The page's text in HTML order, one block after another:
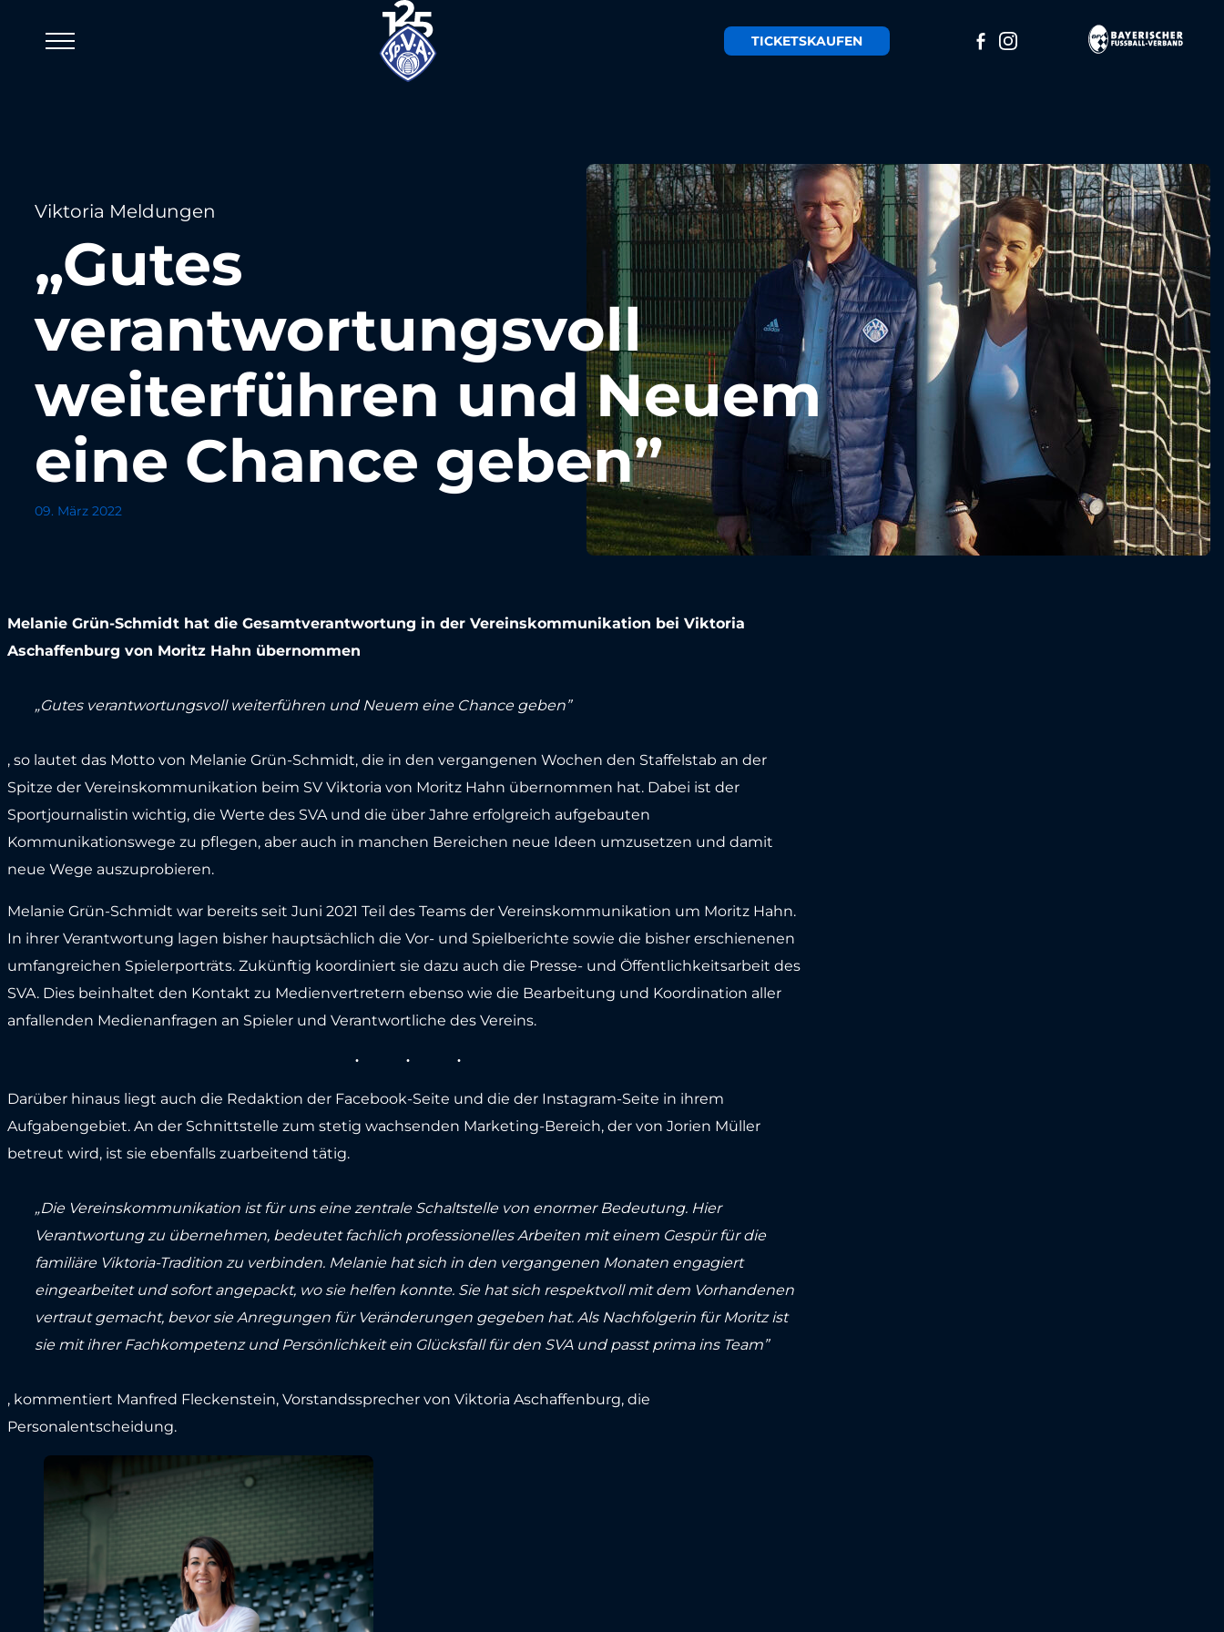
TICKETSKAUFEN
Viktoria Meldungen
„Gutes
verantwortungsvoll
weiterführen und Neuem
eine Chance geben”
09. März 2022
Melanie Grün-Schmidt hat die Gesamtverantwortung in der Vereinskommunikation bei Viktoria
Aschaffenburg von Moritz Hahn übernommen
„Gutes verantwortungsvoll weiterführen und Neuem eine Chance geben”
, so lautet das Motto von Melanie Grün-Schmidt, die in den vergangenen Wochen den Staffelstab an der
Spitze der Vereinskommunikation beim SV Viktoria von Moritz Hahn übernommen hat. Dabei ist der
Sportjournalistin wichtig, die Werte des SVA und die über Jahre erfolgreich aufgebauten
Kommunikationswege zu pflegen, aber auch in manchen Bereichen neue Ideen umzusetzen und damit
neue Wege auszuprobieren.
Melanie Grün-Schmidt war bereits seit Juni 2021 Teil des Teams der Vereinskommunikation um Moritz Hahn.
In ihrer Verantwortung lagen bisher hauptsächlich die Vor- und Spielberichte sowie die bisher erschienenen
umfangreichen Spielerporträts. Zukünftig koordiniert sie dazu auch die Presse- und Öffentlichkeitsarbeit des
SVA. Dies beinhaltet den Kontakt zu Medienvertretern ebenso wie die Bearbeitung und Koordination aller
anfallenden Medienanfragen an Spieler und Verantwortliche des Vereins.
Darüber hinaus liegt auch die Redaktion der Facebook-Seite und die der Instagram-Seite in ihrem
Aufgabengebiet. An der Schnittstelle zum stetig wachsenden Marketing-Bereich, der von Jorien Müller
betreut wird, ist sie ebenfalls zuarbeitend tätig.
„Die Vereinskommunikation ist für uns eine zentrale Schaltstelle von enormer Bedeutung. Hier
Verantwortung zu übernehmen, bedeutet fachlich professionelles Arbeiten mit einem Gespür für die
familiäre Viktoria-Tradition zu verbinden. Melanie hat sich in den vergangenen Monaten engagiert
eingearbeitet und sofort angepackt, wo sie helfen konnte. Sie hat sich respektvoll mit dem Vorhandenen
vertraut gemacht, bevor sie Anregungen für Veränderungen gegeben hat. Als Nachfolgerin für Moritz ist
sie mit ihrer Fachkompetenz und Persönlichkeit ein Glücksfall für den SVA und passt prima ins Team”
, kommentiert Manfred Fleckenstein, Vorstandssprecher von Viktoria Aschaffenburg, die
Personalentscheidung.